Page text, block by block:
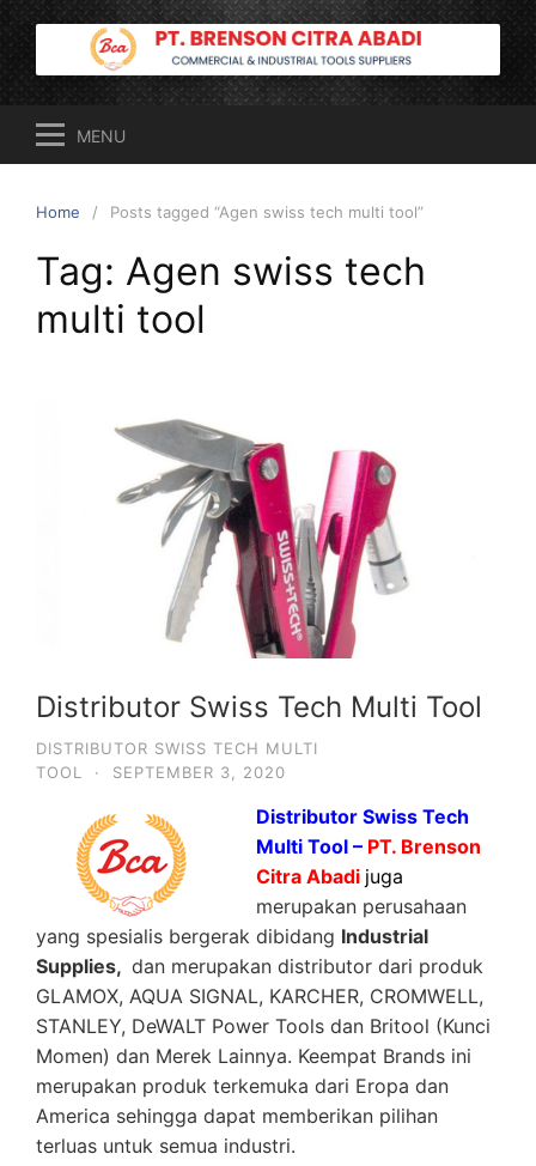
Skip
to
content
MENU
Home Posts tagged “Agen swiss tech multi tool”
Tag: Agen swiss tech
multi tool
Distributor Swiss Tech Multi Tool
DISTRIBUTOR SWISS TECH MULTI
TOOL
· SEPTEMBER 3, 2020
Distributor Swiss Tech
Multi Tool – PT. Brenson
Citra Abadi juga
merupakan perusahaan
yang spesialis bergerak dibidang Industrial
Supplies, dan merupakan distributor dari produk
GLAMOX, AQUA SIGNAL, KARCHER, CROMWELL,
STANLEY, DeWALT Power Tools dan Britool (Kunci
Momen) dan Merek Lainnya. Keempat Brands ini
merupakan produk terkemuka dari Eropa dan
America sehingga dapat memberikan pilihan
terluas untuk semua industri.